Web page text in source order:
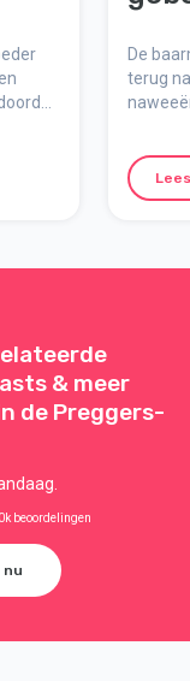
De
terug
& meer
de Preggers-
beoordelingen
nu